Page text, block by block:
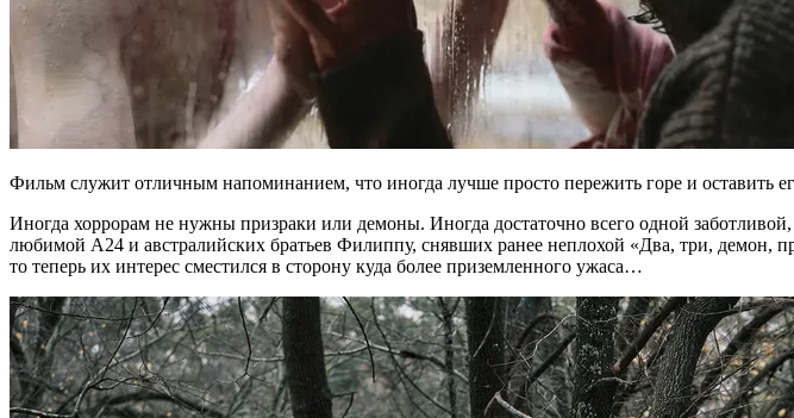
Фильм служит отличным напоминанием, что иногда лучше просто пережить горе и оставить
Иногда хоррорам не нужны призраки или демоны. Иногда достаточно всего одной
любимой А24 и австралийских братьев Филиппу, снявших ранее неплохой «Два, три, демон,
то теперь их интерес сместился в сторону куда более приземленного ужаса…